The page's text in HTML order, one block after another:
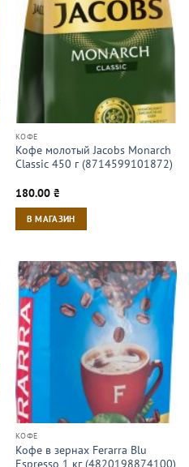
КОФЕ
Кофе молотый Jacobs Monarch
Classic 450 г (8714599101872)
180.00 ₴
В МАГАЗИН
КОФЕ
Кофе в зернах Ferarra Blu
Espresso 1 кг (4820198874100)